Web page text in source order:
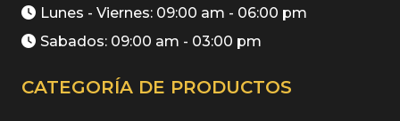
Lunes - Viernes: 09:00 am - 06:00 pm
Sabados: 09:00 am - 03:00 pm
CATEGORÍA DE PRODUCTOS